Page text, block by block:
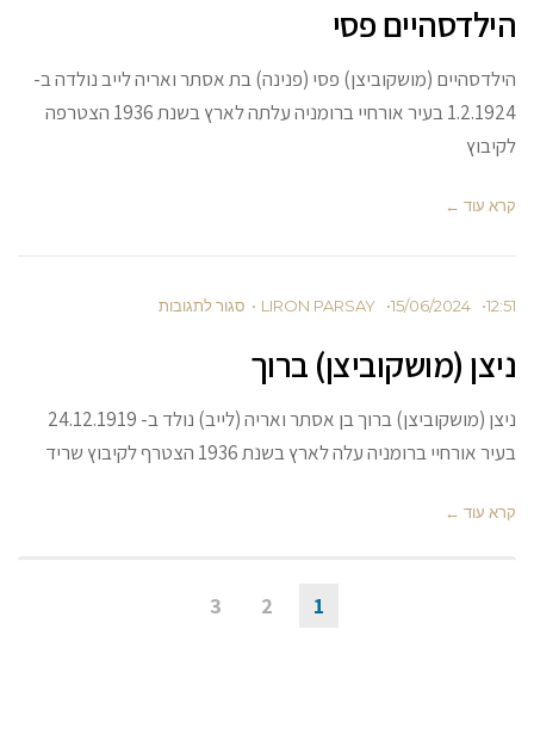
פסי
(מושקוביצן) פסי (פנינה) בת אסתר ואריה לייב נולדה ב-
1.2.1924 בעיר אורחיי ברומניה עלתה לארץ בשנת 1936 הצטרפה
←
LIRON PARSAY 15/06/2024 סגור לתגובות
(מושקוביצן) ברוך
ניצן (מושקוביצן) ברוך בן אסתר ואריה (לייב) נולד ב- 24.12.1919
ברומניה עלה לארץ בשנת 1936 הצטרף לקיבוץ שריד
←